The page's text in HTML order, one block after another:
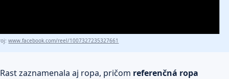
www.facebook.com/reel/1007327235327661
Rast zaznamenala aj ropa, pričom referenčná ropa